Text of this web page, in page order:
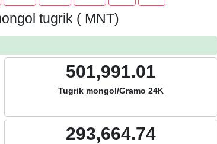
tugrik ( MNT)
501,991.01
Tugrik mongol/Gramo 24K
293,664.74